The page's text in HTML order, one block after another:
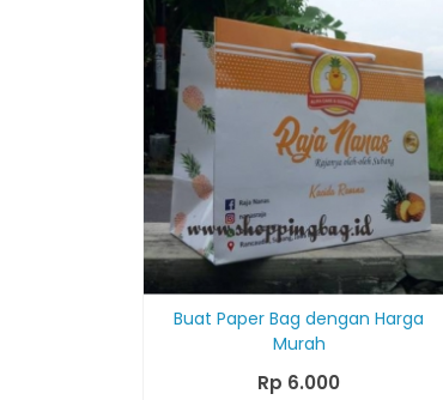
Buat Paper Bag dengan Harga
Murah
Rp 6.000